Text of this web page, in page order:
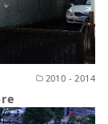
2010 - 2014